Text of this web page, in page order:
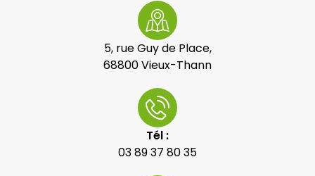
5, rue Guy de Place,
68800 Vieux-Thann
Tél :
03 89 37 80 35